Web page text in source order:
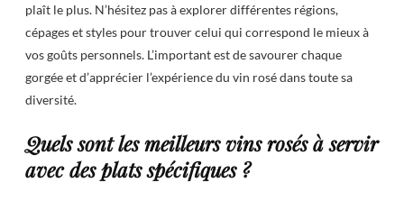
plaît le plus. N’hésitez pas à explorer différentes régions,
cépages et styles pour trouver celui qui correspond le mieux à
vos goûts personnels. L’important est de savourer chaque
gorgée et d’apprécier l’expérience du vin rosé dans toute sa
diversité.
Quels sont les meilleurs vins rosés à servir
avec des plats spécifiques ?